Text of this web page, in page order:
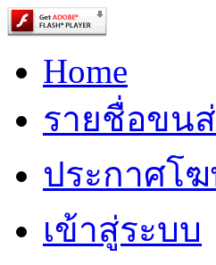
Home
รายชื่อขน
ประกาศโ
เข้าสู่ระบบ